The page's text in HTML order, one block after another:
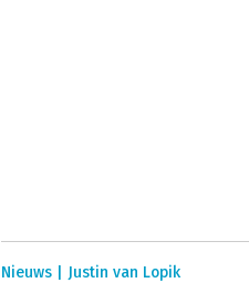
Nieuws | Justin van Lopik